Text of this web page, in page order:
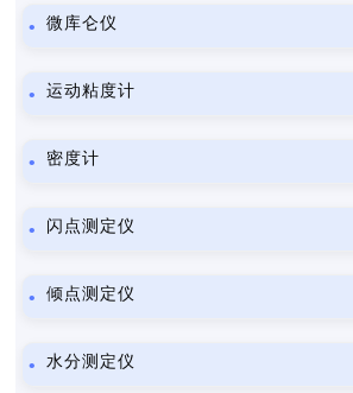
微库仑仪
运动粘度计
密度计
闪点测定仪
倾点测定仪
水分测定仪